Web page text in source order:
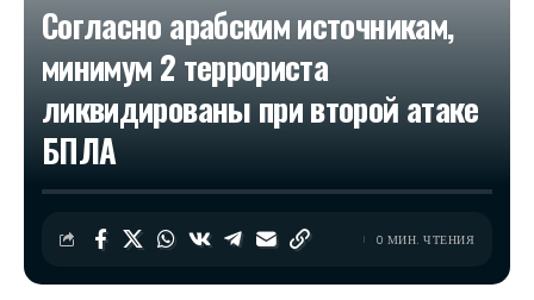
Согласно арабским источникам,
минимум 2 террориста
ликвидированы при второй атаке
БПЛА
0 МИН. ЧТЕНИЯ